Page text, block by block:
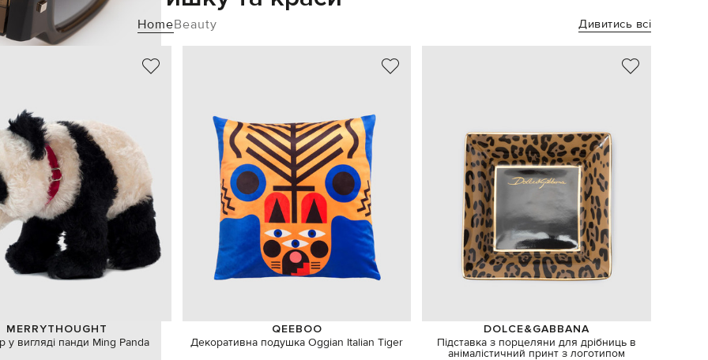
HomeBeauty Дивитись всі
MERRYTHOUGHT
у вигляді панди Ming Panda
QEEBOO
Декоративна подушка Oggian Italian Tiger
DOLCE&GABBANA
Підставка з порцеляни для дрібниць в
анімалістичний принт з логотипом